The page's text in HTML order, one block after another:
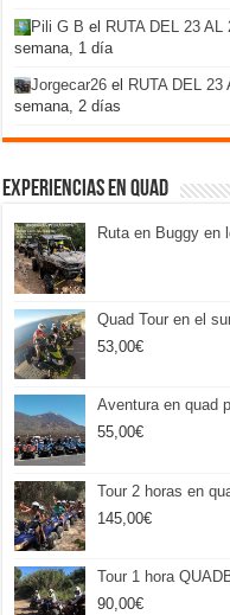
Pili G B el RUTA DEL 23
semana, 1 día
Jorgecar26 el RUTA DEL
semana, 2 días
Experiencias en Quad
Ruta en Buggy en
Quad Tour en el
53,00€
Aventura en quad
55,00€
Tour 2 horas en
145,00€
Tour 1 hora
90,00€